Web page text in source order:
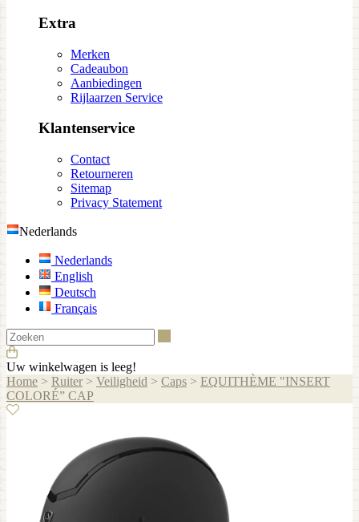
Extra
Merken
Cadeaubon
Aanbiedingen
Rijlaarzen Service
Klantenservice
Contact
Retourneren
Sitemap
Privacy Statement
Nederlands
Nederlands
English
Deutsch
Français
Uw winkelwagen is leeg!
Home > Ruiter > Veiligheid > Caps > EQUITHÈME "INSERT
COLORÉ” CAP